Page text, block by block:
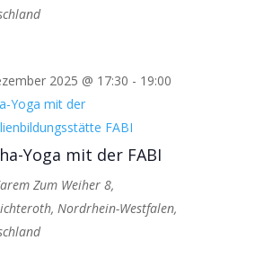
Yoga mit der FABI
2025 @ 17:30 - 19:00
Yoga mit der
FABI
Zum Weiher 8,
Nordrhein-Westfalen,